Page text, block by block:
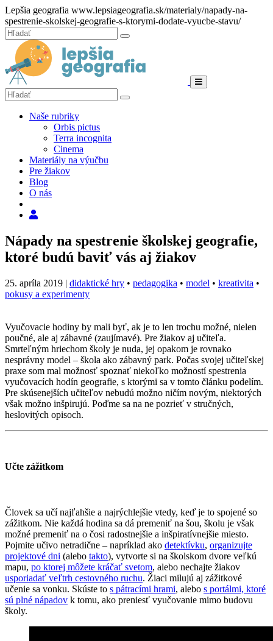
Hore
Lepšia geografia www.lepsiageografia.sk/materialy/napady-na-
spestrenie-skolskej-geografie-s-ktorymi-dodate-vyucbe-stavu/
Zatvoriť
Hľadať:
Hľadať
Menu
Hľadať:
Hľadať
Naše rubriky
Orbis pictus
Terra incognita
Cinema
Materiály na výučbu
Pre žiakov
Blog
O nás
Nápady na spestrenie školskej geografie,
ktoré budú baviť vás aj žiakov
25. apríla 2019 | didaktické hry • pedagogika • model • kreativita •
pokusy a experimenty
Vyučovacie hodiny by mali byť, ak je to len trochu možné, nielen
poučné, ale aj zábavné (zaujímavé). Pre žiakov aj učiteľa.
Smrteľným hriechom školy je nuda, jej opakom je rovnako
nesprávny model – škola ako zábavný park. Počas svojej učiteľskej
praxe som mal možnosť spoznať niekoľko možností spestrenia
vyučovacích hodín geografie, s ktorými sa v tomto článku podelím.
Pre skúsenejších učiteľov nebudú možno ničím novým, niektorých
však možno inšpirujú. Poďme sa na ne pozrieť v stručných,
heslovitých opisoch.
Učte zážitkom
Človek sa učí najľahšie a najrýchlejšie vtedy, keď je to spojené so
zážitkom. Nie každá hodina sa dá premeniť na šou, školu je však
možné premeniť na o čosi radostnejšie a inšpiratívnejšie miesto.
Pojmite učivo netradične – napríklad ako detektívku, organizujte
projektové dni (alebo takto), vytvorte si na školskom dvore veľkú
mapu, po ktorej môžete kráčať svetom, alebo nechajte žiakov
usporiadať veľtrh cestovného ruchu. Žiaci milujú aj zážitkové
učenie sa vonku. Skúste to s pátracími hrami, alebo s portálmi, ktoré
sú plné nápadov k tomu, ako preniesť vyučovanie mimo budovu
školy.